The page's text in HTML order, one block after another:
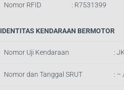
Nomor RFID : R7531399
IDENTITAS KENDARAAN BERMOTOR
Nomor Uji Kendaraan :
Nomor dan Tanggal SRUT : –